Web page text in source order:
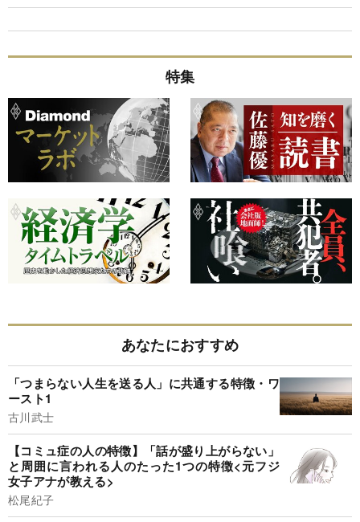
特集
あなたにおすすめ
「つまらない人生を送る人」に共通する特徴・ワ
ースト1
古川武士
【コミュ症の人の特徴】「話が盛り上がらない」
と周囲に言われる人のたった1つの特徴<元フジ
女子アナが教える>
松尾紀子